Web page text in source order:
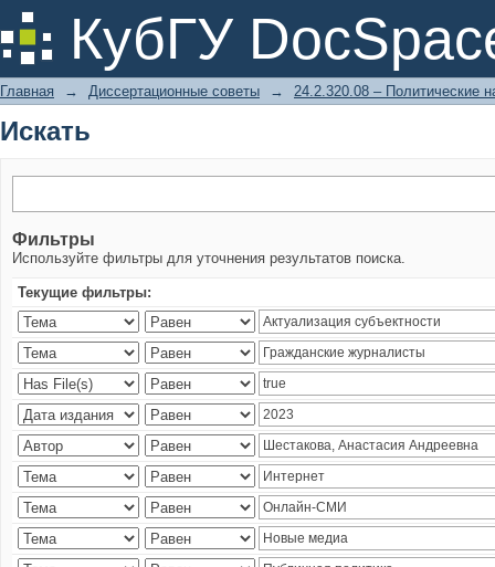
КубГУ
Искать
Главная → Диссертационные советы → 24.2.320.08 – Политические
Искать
Фильтры
Используйте фильтры для уточнения результатов поиска.
Текущие фильтры: